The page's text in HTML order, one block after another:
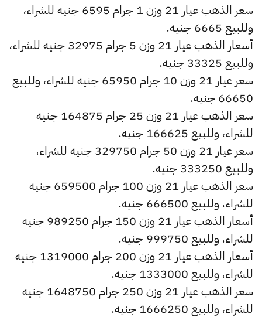
سعر الذهب عيار 21 وزن 1 جرام 6595 جنيه للشراء،
وللبيع 6665 جنيه.
أسعار الذهب عيار 21 وزن 5 جرام 32975 جنيه للشراء،
وللبيع 33325 جنيه.
سعر عيار 21 وزن 10 جرام 65950 جنيه للشراء، وللبيع
66650 جنيه.
سعر الذهب عيار 21 وزن 25 جرام 164875 جنيه
للشراء، وللبيع 166625 جنيه.
سعر عيار 21 وزن 50 جرام 329750 جنيه للشراء،
وللبيع 333250 جنيه.
سعر الذهب عيار 21 وزن 100 جرام 659500 جنيه
للشراء، وللبيع 666500 جنيه.
أسعار الذهب عيار 21 وزن 150 جرام 989250 جنيه
للشراء، وللبيع 999750 جنيه.
أسعار الذهب عيار 21 وزن 200 جرام 1319000 جنيه
للشراء، وللبيع 1333000 جنيه.
سعر الذهب عيار 21 وزن 250 جرام 1648750 جنيه
للشراء، وللبيع 1666250 جنيه.